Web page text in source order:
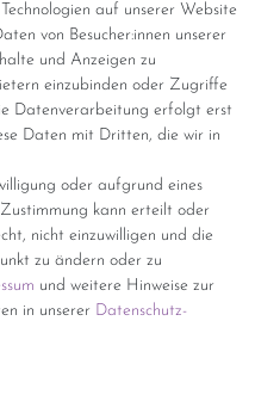
auf unserer Website
von Besucher:innen unserer
und Anzeigen zu
einzubinden oder Zugriffe
Datenverarbeitung erfolgt erst
Daten mit Dritten, die wir in
oder aufgrund eines
kann erteilt oder
nicht einzuwilligen und die
zu ändern oder zu
und weitere Hinweise zur
in unserer Daten­schutz­
(8,49 Euro ) inkl. MwSt.
(innerhalb
Gerne kaufen wir dieses an.
unterliegt gem. § 25a